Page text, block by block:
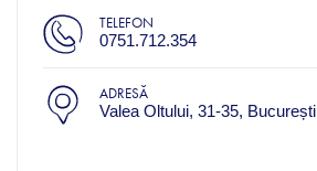
TELEFON
0751.712.354
ADRESĂ
Valea Oltului, 31-35, București